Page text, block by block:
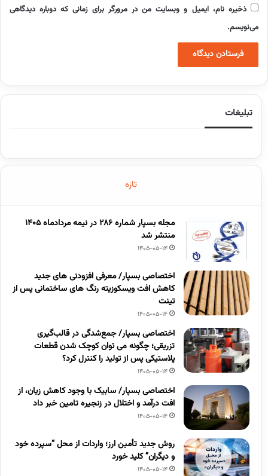
ذخیره نام، ایمیل و وبسایت من در مرورگر برای زمانی که دوباره دیدگاهی
می‌نویسم.
تبلیغات
تازه
مجله بسپار شماره 286 در نیمه مردادماه 1405
منتشر شد
1405-05-14
اختصاصی بسپار/ معرفی افزودنی های جدید
کاهش افت ویسکوزیته رنگ های ساختمانی پس از
تینت
1405-05-14
اختصاصی بسپار/ جمع‌شدگی در قالب‌گیری
تزریقی؛ چگونه می توان کوچک شدن قطعات
پلاستیکی پس از تولید را کنترل کرد؟
1405-05-14
اختصاصی بسپار/ سابیک با وجود کاهش زیان، از
افت درآمد و اختلال در زنجیره تامین خبر داد
1405-05-14
روش جدید تأمین ارز؛ واردات از محل “سپرده خود
و دیگران” کلید خورد
1405-05-14